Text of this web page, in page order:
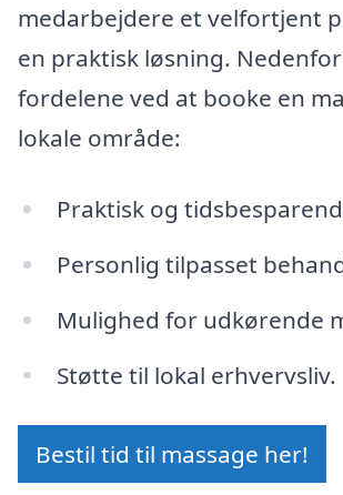
medarbejdere et velfortjent
en praktisk løsning.
fordelene ved at booke en
lokale område:
Praktisk og
Personlig tilpasset
Mulighed for udkørende
Støtte til lokal erhvervsliv.
Bestil tid til massage her!